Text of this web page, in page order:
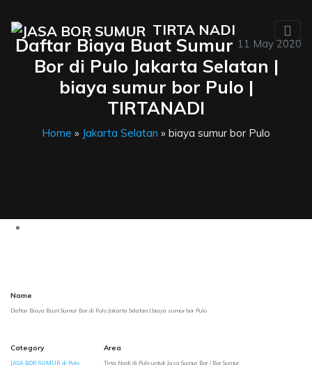
TIRTA NADI
11 May 2020
Daftar Biaya Buat Sumur
Bor di Pulo Jakarta Selatan |
biaya sumur bor Pulo |
TIRTANADI
Home » Jakarta Selatan » biaya sumur bor Pulo
Name
Daftar Biaya Buat Sumur Bor di Pulo Jakarta Selatan | biaya sumur bor Pulo
Category
JASA BOR SUMUR di Pulo
Area
Tirta Nadi di Pulo untuk Jasa Sumur Bor / Bor Sumur